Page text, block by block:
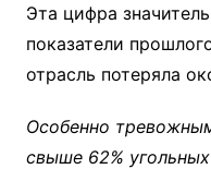
Эта цифра
показатели
отрасль потеряла
Особенно
свыше 62%